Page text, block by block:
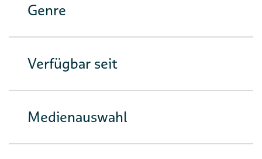
Genre
Verfügbar seit
Medienauswahl